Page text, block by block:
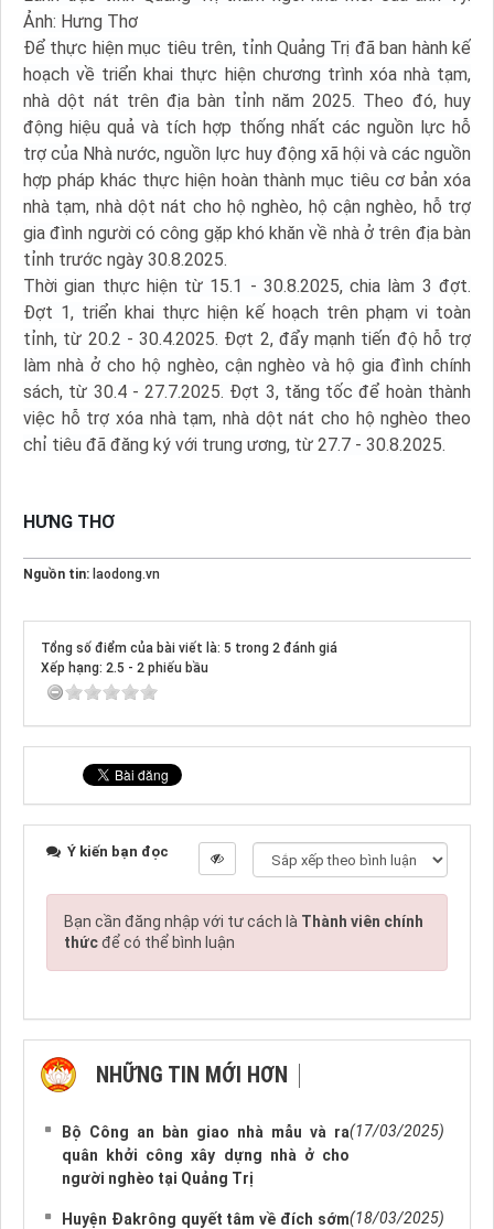
Ảnh: Hưng Thơ
Để thực hiện mục tiêu trên, tỉnh Quảng Trị đã ban hành kế
hoạch về triển khai thực hiện chương trình xóa nhà tạm,
nhà dột nát trên địa bàn tỉnh năm 2025. Theo đó, huy
động hiệu quả và tích hợp thống nhất các nguồn lực hỗ
trợ của Nhà nước, nguồn lực huy động xã hội và các nguồn
hợp pháp khác thực hiện hoàn thành mục tiêu cơ bản xóa
nhà tạm, nhà dột nát cho hộ nghèo, hộ cận nghèo, hỗ trợ
gia đình người có công gặp khó khăn về nhà ở trên địa bàn
tỉnh trước ngày 30.8.2025.
Thời gian thực hiện từ 15.1 - 30.8.2025, chia làm 3 đợt.
Đợt 1, triển khai thực hiện kế hoạch trên phạm vi toàn
tỉnh, từ 20.2 - 30.4.2025. Đợt 2, đẩy mạnh tiến độ hỗ trợ
làm nhà ở cho hộ nghèo, cận nghèo và hộ gia đình chính
sách, từ 30.4 - 27.7.2025. Đợt 3, tăng tốc để hoàn thành
việc hỗ trợ xóa nhà tạm, nhà dột nát cho hộ nghèo theo
chỉ tiêu đã đăng ký với trung ương, từ 27.7 - 30.8.2025.
HƯNG THƠ
Nguồn tin: laodong.vn
Tổng số điểm của bài viết là: 5 trong 2 đánh giá
Xếp hạng: 2.5 - 2 phiếu bầu
Ý kiến bạn đọc
Bạn cần đăng nhập với tư cách là Thành viên chính
thứcđể có thể bình luận
NHỮNG TIN MỚI HƠN
Bộ Công an bàn giao nhà mẫu và ra
quân khởi công xây dựng nhà ở cho
người nghèo tại Quảng Trị
(17/03/2025)
Huyện Đakrông quyết tâm về đích sớm(18/03/2025)